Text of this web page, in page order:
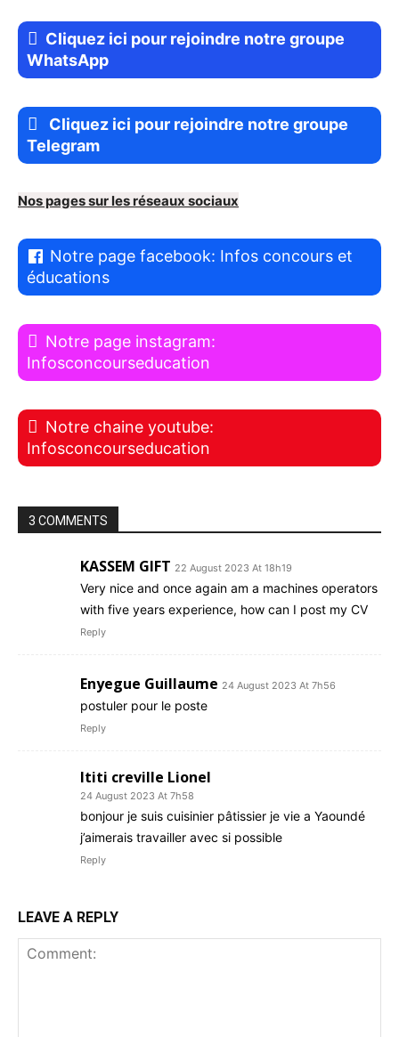
Cliquez ici pour rejoindre notre groupe
WhatsApp
Cliquez ici pour rejoindre notre groupe
Telegram
Nos pages sur les réseaux sociaux
Notre page facebook: Infos concours et
éducations
Notre page instagram:
Infosconcourseducation
Notre chaine youtube:
Infosconcourseducation
3 COMMENTS
KASSEM GIFT 22 August 2023 At 18h19
Very nice and once again am a machines operators
with five years experience, how can I post my CV
Reply
Enyegue Guillaume 24 August 2023 At 7h56
postuler pour le poste
Reply
Ititi creville Lionel
24 August 2023 At 7h58
bonjour je suis cuisinier pâtissier je vie a Yaoundé
j’aimerais travailler avec si possible
Reply
LEAVE A REPLY